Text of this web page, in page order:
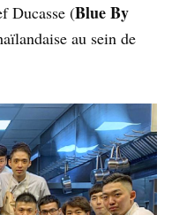
Ducasse (Blue By
au sein de